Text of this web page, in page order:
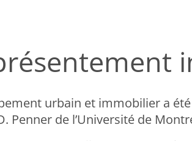
urbain et immobilier a
Penner de l’Université de